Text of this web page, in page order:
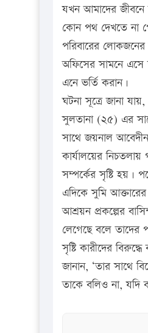
যখন আমাদের জীবনে
কোন পথ দেখতে না
পরিবারের
অফিসের সামনে এসে
এনে ভর্তি করান।
ঘটনা সূত্রে জানা
সুলতানা (২৫) এর
সাথে জয়নাল
কার্যালয়ের
সম্পর্কের সৃষ্টি হয়।
এদিকে সুমি
আশ্রয়ন প্রকল্পের
লেগেছে বলে তাদের
সৃষ্টি কারীদের
জানান, ‘তার সাথে
তাকে বলিও না, যদি